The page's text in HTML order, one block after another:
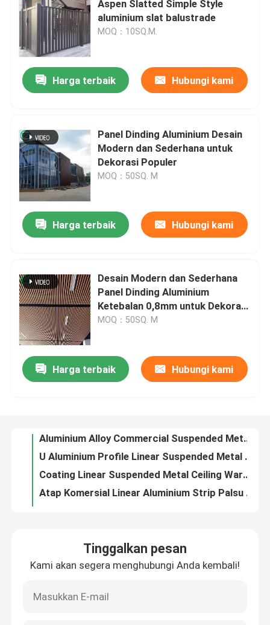
Rumah
Produk
Hubungi kami
Permintaan Penawaran
Aspen Slatted Simple Style
aluminium slat balustrade
MOQ：10SQ.M.
Harga terbaik Hubungi kami
Panel Dinding Aluminium Desain
Modern dan Sederhana untuk
Dekorasi Populer
MOQ：50SQ. M
Harga terbaik Hubungi kami
Desain Modern dan Sederhana
Panel Dinding Aluminium
Ketebalan 0,8mm untuk Dekorasi
Populer
MOQ：50SQ. M
Harga terbaik Hubungi kami
Aluminium Alloy Commercial Suspended Metal Ceiling Tiles Square Tube Ceiling Waterproof
Kantor Komersial Sistem Langit-langit Logam Ditangguhkan Kayu Eksternal Modern Berbentuk V
0.9mm Dekorasi Suspended Metal Ceiling U - Aluminium Profile Screen Ceiling
Dekoratif Multicolor Suspended Ceiling Metal Strips Tile Fireproof Square Tube Strip Ceiling
Plafon Logam Linier Suspended Ramah Lingkungan 0.9mm Plafon Aluminium Putih
Tinggalkan pesan
Kami akan segera menghubungi Anda kembali!